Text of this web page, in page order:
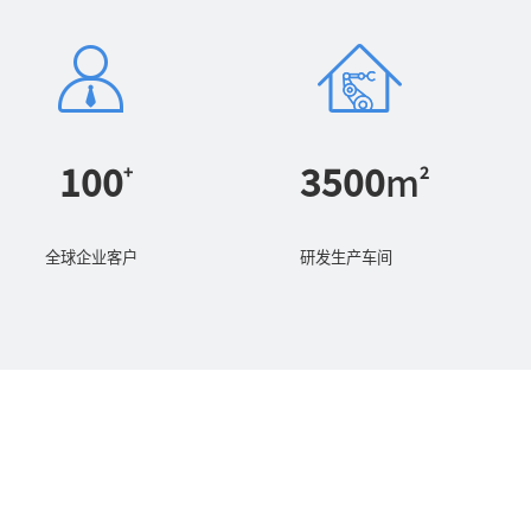
100+
全球企业客户
3500m2
研发生产车间